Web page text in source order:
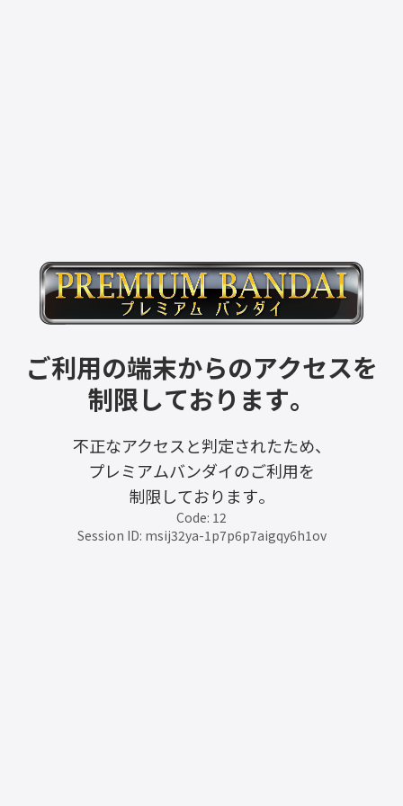
ご利用の端末からのアクセスを
制限しております。
不正なアクセスと判定されたため、
プレミアムバンダイのご利用を
制限しております。
Code: 12
Session ID: msij32ya-1p7p6p7aigqy6h1ov